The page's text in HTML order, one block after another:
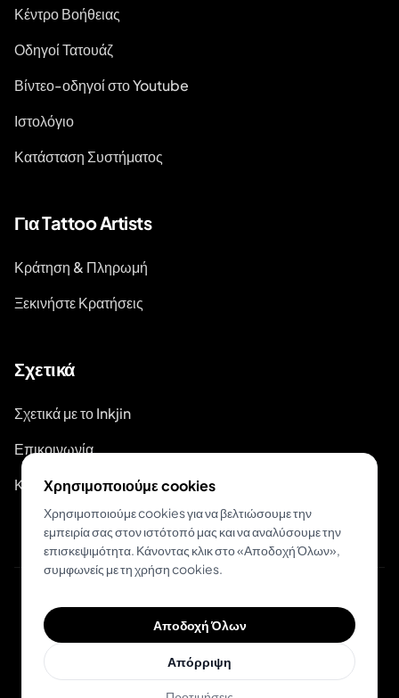
Κέντρο Βοήθειας
Οδηγοί Τατουάζ
Βίντεο-οδηγοί στο Youtube
Ιστολόγιο
Κατάσταση Συστήματος
Για Tattoo Artists
Κράτηση & Πληρωμή
Ξεκινήστε Κρατήσεις
Σχετικά
Σχετικά με το Inkjin
Επικοινωνία
Κιτ Επωνυμίας
© 2026 Inkjin
Πολιτική ΑπορρήτουΌροι Χρήσης
Χρησιμοποιούμε cookies
Χρησιμοποιούμε cookies για να βελτιώσουμε την
εμπειρία σας στον ιστότοπό μας και να αναλύσουμε την
επισκεψιμότητα. Κάνοντας κλικ στο «Αποδοχή Όλων»,
συμφωνείς με τη χρήση cookies.
Αποδοχή Όλων
Απόρριψη